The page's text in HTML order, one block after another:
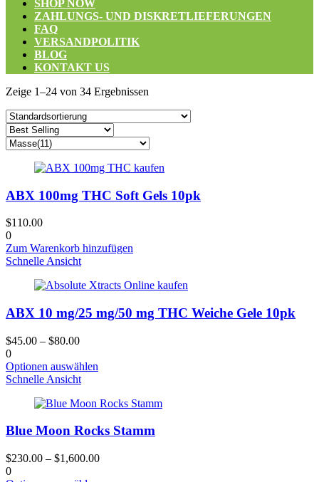
SHOP NOW
ZAHLUNGS- UND DISKRETLIEFERUNGEN
FAQ
VERSANDPOLITIK
BLOG
KONTAKT US
Zeige 1–24 von 34 Ergebnissen
ABX 100mg THC Soft Gels 10pk
$110.00
0
Zum Warenkorb hinzufügen
Schnelle Ansicht
ABX 10 mg/25 mg/50 mg THC Weiche Gele 10pk
$45.00 – $80.00
0
Optionen auswählen
mehrere
Die
können
Schnelle Ansicht
Blue Moon Rocks Stamm
$230.00 – $1,600.00
0